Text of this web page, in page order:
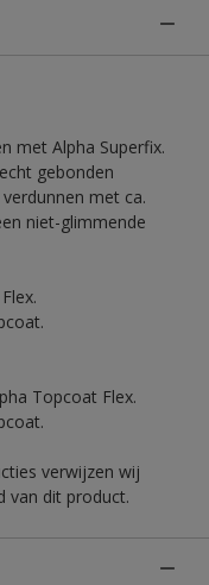
met Alpha Superfix.
gebonden
met ca.
niet-glimmende
Topcoat Flex.
verwijzen wij
van dit product.